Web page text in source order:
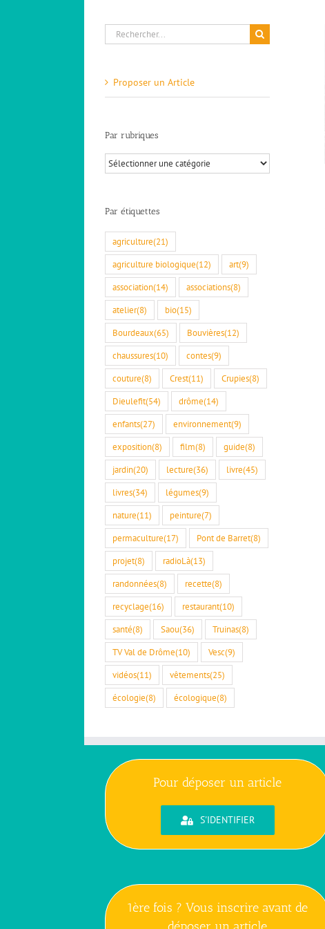
Retour sur le Repair Café spécial Vélo
Rechercher:
Proposer un Article
Par rubriques
Par
rubriques
Par étiquettes
agriculture(21)
agriculture biologique(12) art(9)
association(14) associations(8)
atelier(8) bio(15)
Bourdeaux(65) Bouvières(12)
chaussures(10) contes(9)
couture(8) Crest(11) Crupies(8)
Dieulefit(54) drôme(14)
enfants(27) environnement(9)
exposition(8) film(8) guide(8)
jardin(20) lecture(36) livre(45)
livres(34) légumes(9)
nature(11) peinture(7)
permaculture(17) Pont de Barret(8)
projet(8) radioLà(13)
randonnées(8) recette(8)
recyclage(16) restaurant(10)
santé(8) Saou(36) Truinas(8)
TV Val de Drôme(10) Vesc(9)
vidéos(11) vêtements(25)
écologie(8) écologique(8)
Pour déposer un article
S'IDENTIFIER
1ère fois ? Vous inscrire avant de